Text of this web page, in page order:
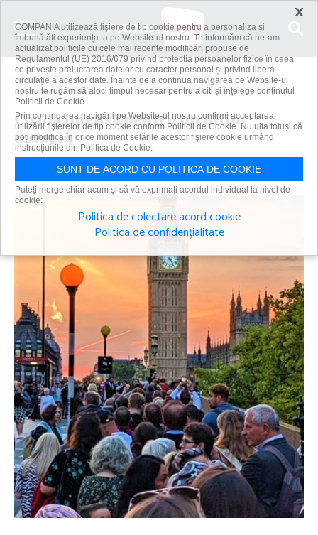
Acasă Externe Coadă imensă pentru un ultim omagiu
Coadă imensă pentru un ultim
omagiu
Primanews | 17 sep 2022
×
COMPANIA utilizează fişiere de tip cookie pentru a personaliza și
îmbunătăți experiența ta pe Website-ul nostru. Te informăm că ne-am
actualizat politicile cu cele mai recente modificări propuse de
Regulamentul (UE) 2016/679 privind protecția persoanelor fizice în ceea
ce privește prelucrarea datelor cu caracter personal și privind libera
circulație a acestor date. Înainte de a continua navigarea pe Website-ul
nostru te rugăm să aloci timpul necesar pentru a citi și înțelege conținutul
Politicii de Cookie.
Prin continuarea navigării pe Website-ul nostru confirmi acceptarea
utilizării fişierelor de tip cookie conform Politicii de Cookie. Nu uita totuși că
poți modifica în orice moment setările acestor fişiere cookie urmând
instrucțiunile din Politica de Cookie.
SUNT DE ACORD CU POLITICA DE COOKIE
Puteți merge chiar acum și să vă exprimați acordul individual la nivel de
cookie:
Politica de colectare acord cookie
Politica de confidențialitate